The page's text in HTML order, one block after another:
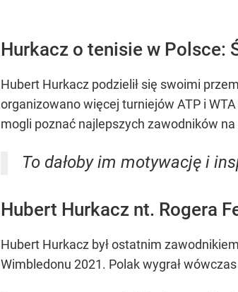
Hurkacz o tenisie w Polsce:
Hubert Hurkacz podzielił się swoimi
organizowano więcej turniejów ATP i
mogli poznać najlepszych zawodników
To dałoby im motywację i
Hubert Hurkacz nt. Rogera
Hubert Hurkacz był ostatnim
Wimbledonu 2021. Polak wygrał